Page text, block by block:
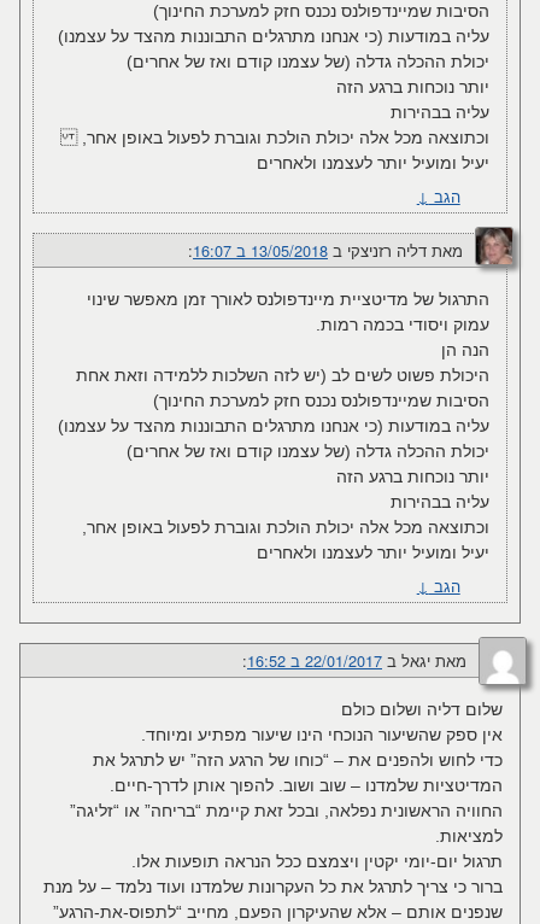
הסיבות שמיינדפולנס נכנס חזק למערכת החינוך)
עליה במודעות (כי אנחנו מתרגלים התבוננות מהצד על עצמנו)
יכולת ההכלה גדלה (של עצמנו קודם ואז של אחרים)
יותר נוכחות ברגע הזה
עליה בבהירות
וכתוצאה מכל אלה יכולת הולכת וגוברת לפעול באופן אחר,
יעיל ומועיל יותר לעצמנו ולאחרים
הגב ↓
מאת דליה רזניצקי ב 13/05/2018 ב 16:07 :‏
התרגול של מדיטציית מיינדפולנס לאורך זמן מאפשר שינוי
עמוק ויסודי בכמה רמות.
הנה הן
היכולת פשוט לשים לב (יש לזה השלכות ללמידה וזאת אחת
הסיבות שמיינדפולנס נכנס חזק למערכת החינוך)
עליה במודעות (כי אנחנו מתרגלים התבוננות מהצד על עצמנו)
יכולת ההכלה גדלה (של עצמנו קודם ואז של אחרים)
יותר נוכחות ברגע הזה
עליה בבהירות
וכתוצאה מכל אלה יכולת הולכת וגוברת לפעול באופן אחר,
יעיל ומועיל יותר לעצמנו ולאחרים
הגב ↓
מאת יגאל ב 22/01/2017 ב 16:52 :‏
שלום דליה ושלום כולם
אין ספק שהשיעור הנוכחי הינו שיעור מפתיע ומיוחד.
כדי לחוש ולהפנים את – “כוחו של הרגע הזה” יש לתרגל את
המדיטציות שלמדנו – שוב ושוב. להפוך אותן לדרך-חיים.
החוויה הראשונית נפלאה, ובכל זאת קיימת “בריחה” או “זליגה”
למציאות.
תרגול יום-יומי יקטין ויצמצם ככל הנראה תופעות אלו.
ברור כי צריך לתרגל את כל העקרונות שלמדנו ועוד נלמד – על מנת
שנפנים אותם – אלא שהעיקרון הפעם, מחייב “לתפוס-את-הרגע”